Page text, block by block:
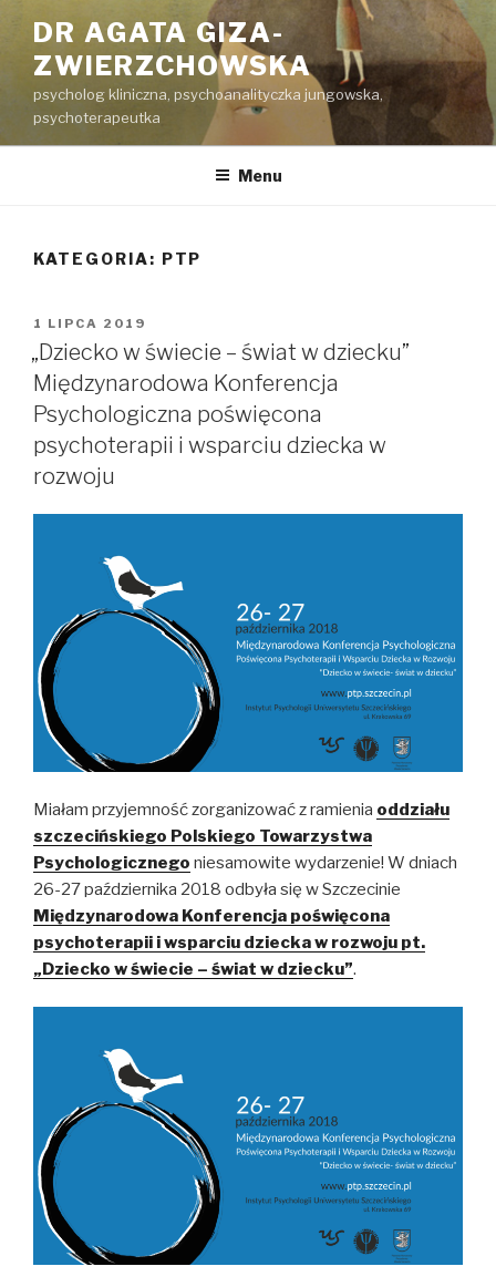
treści
DR AGATA GIZA-
ZWIERZCHOWSKA
psycholog kliniczna, psychoanalityczka jungowska,
psychoterapeutka
Menu
KATEGORIA: PTP
OPUBLIKOWANE
W
1 LIPCA 2019
„Dziecko w świecie – świat w dziecku”
Międzynarodowa Konferencja
Psychologiczna poświęcona
psychoterapii i wsparciu dziecka w
rozwoju
Miałam przyjemność zorganizować z ramienia oddziału
szczecińskiego Polskiego Towarzystwa
Psychologicznego niesamowite wydarzenie! W dniach
26-27 października 2018 odbyła się w Szczecinie
Międzynarodowa Konferencja poświęcona
psychoterapii i wsparciu dziecka w rozwoju pt.
„Dziecko w świecie – świat w dziecku”.